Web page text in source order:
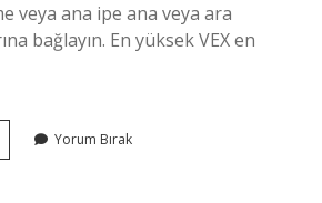
veya ana ipe ana veya ara
bağlayın. En yüksek VEX en
Yorum Bırak